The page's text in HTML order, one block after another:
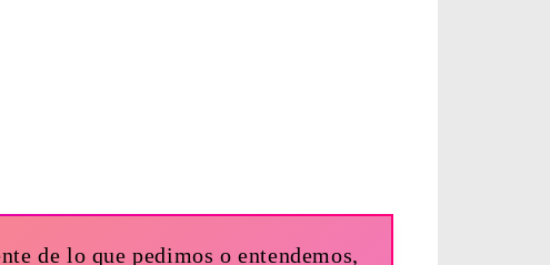
de lo que pedimos o entendemos,